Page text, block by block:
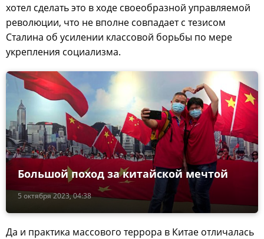
хотел сделать это в ходе своеобразной управляемой
революции, что не вполне совпадает с тезисом
Сталина об усилении классовой борьбы по мере
укрепления социализма.
5 октября 2023, 04:38
Большой поход за китайской мечтой
Да и практика массового террора в Китае отличалась